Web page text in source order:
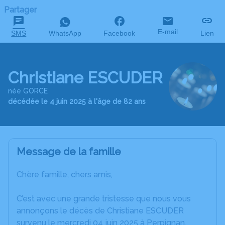
Partager
SMS WhatsApp Facebook E-mail Lien
Christiane ESCUDER
née GORCE
décédée le 4 juin 2025 à l'âge de 82 ans
Message de la famille
Chère famille, chers amis,
C’est avec une grande tristesse que nous vous
annonçons le décès de Christiane ESCUDER
survenu le mercredi 04 juin 2025 à Perpignan.